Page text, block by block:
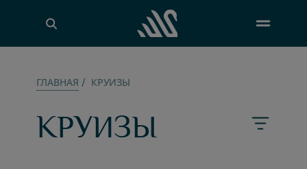
ГЛАВНАЯ / КРУИЗЫ
КРУИЗЫ